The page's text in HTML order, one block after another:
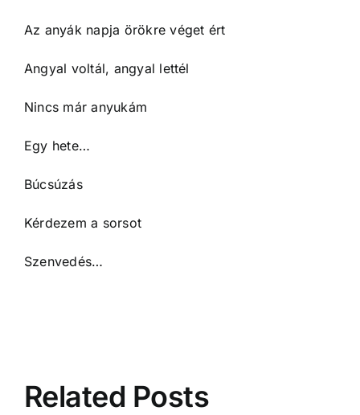
Az anyák napja örökre véget ért
Angyal voltál, angyal lettél
Nincs már anyukám
Egy hete…
Búcsúzás
Kérdezem a sorsot
Szenvedés…
Related Posts